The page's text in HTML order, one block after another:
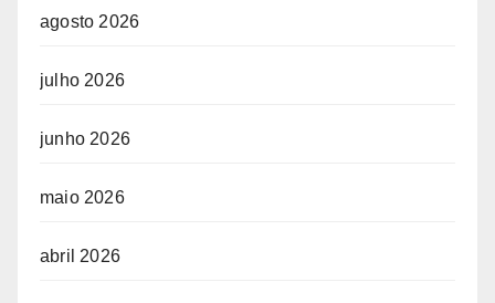
agosto 2026
julho 2026
junho 2026
maio 2026
abril 2026